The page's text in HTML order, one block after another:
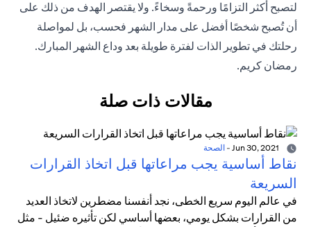
لتصبح أكثر التزامًا ورحمةً وسخاءً. ولا يقتصر الهدف من ذلك على
أن تُصبح شخصًا أفضل على مدار الشهر فحسب، بل لمواصلة
رحلتك في تطوير الذات لفترة طويلة بعد وداع الشهر المبارك.
رمضان كريم.
مقالات ذات صلة
- الصحة
نقاط أساسية يجب مراعاتها قبل اتخاذ القرارات
السريعة
في عالم اليوم سريع الخطى، نجد أنفسنا مضطرين لاتخاذ العديد
من القرارات بشكل يومي، بعضها أساسي لكن تأثيره ضئيل - مثل